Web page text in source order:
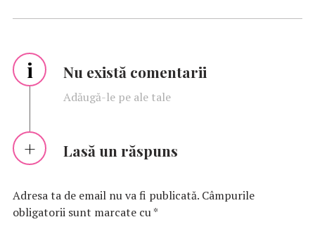
i Nu există comentarii
Adăugă-le pe ale tale
Lasă un răspuns
Adresa ta de email nu va fi publicată. Câmpurile
obligatorii sunt marcate cu*